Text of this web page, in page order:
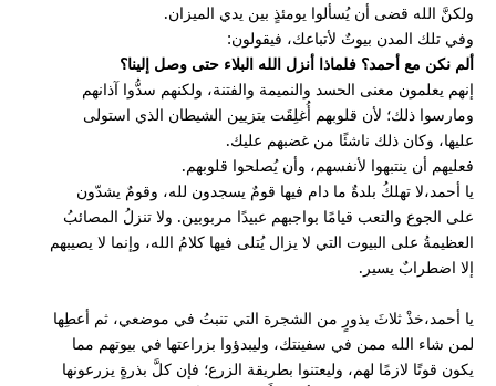
ولكنَّ الله قضى أن يُسألوا يومئذٍ بين يدي الميزان.
وفي تلك المدن بيوتٌ لأتباعك، فيقولون:
ألم نكن مع أحمد؟ فلماذا أنزل الله البلاء حتى وصل إلينا؟
إنهم يعلمون معنى الحسد والنميمة والفتنة، ولكنهم سدُّوا آذانهم
ومارسوا ذلك؛ لأن قلوبهم أُغلِقَت بتزيين الشيطان الذي استولى
عليها، وكان ذلك ناشئًا من غضبهم عليك.
فعليهم أن ينتبهوا لأنفسهم، وأن يُصلحوا قلوبهم.
يا أحمد،لا تهلكُ بلدةٌ ما دام فيها قومٌ يسجدون لله، وقومٌ يشدّون
على الجوع والتعب قيامًا بواجبهم عبيدًا مربوبين. ولا تنزلُ المصائبُ
العظيمةُ على البيوت التي لا يزال يُتلى فيها كلامُ الله، وإنما لا يصيبهم
إلا اضطرابٌ يسير.
يا أحمد،خذْ ثلاثَ بذورٍ من الشجرة التي تنبتُ في موضعي، ثم أعطِها
لمن شاء الله ممن في سفينتك، وليبدؤوا بزراعتها في بيوتهم مما
يكون قوتًا لازمًا لهم، وليعتنوا بطريقة الزرع؛ فإن كلَّ بذرةٍ يزرعونها